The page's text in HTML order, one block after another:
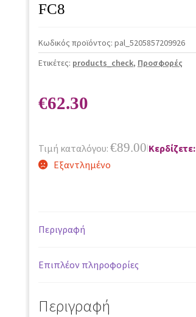
FC8
Κωδικός προϊόντος: pal_5205857209926
Ετικέτες: products_check, Προσφορές
€62.30
Τιμή καταλόγου: €89.00|Κερδίζετε:
Εξαντλημένο
Περιγραφή
Επιπλέον πληροφορίες
Περιγραφή